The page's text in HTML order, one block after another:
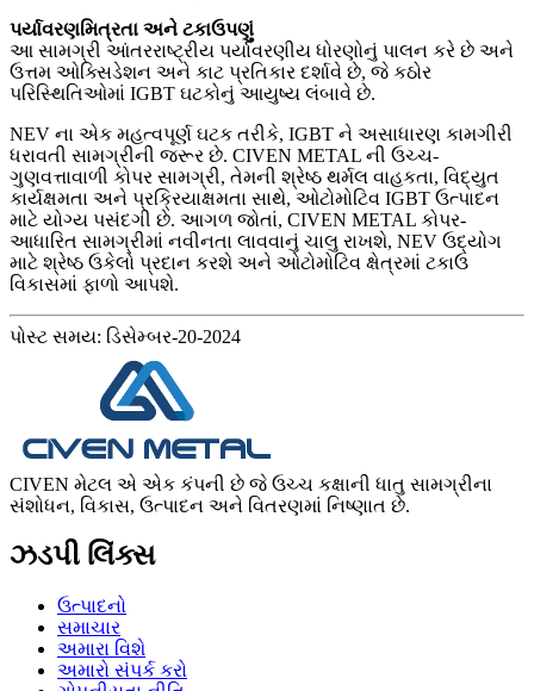
પર્યાવરણમિત્રતા અને ટકાઉપણું
આ સામગ્રી આંતરરાષ્ટ્રીય પર્યાવરણીય ધોરણોનું પાલન કરે છે અને
ઉત્તમ ઓક્સિડેશન અને કાટ પ્રતિકાર દર્શાવે છે, જે કઠોર
પરિસ્થિતિઓમાં IGBT ઘટકોનું આયુષ્ય લંબાવે છે.
NEV ના એક મહત્વપૂર્ણ ઘટક તરીકે, IGBT ને અસાધારણ કામગીરી
ધરાવતી સામગ્રીની જરૂર છે. CIVEN METAL ની ઉચ્ચ-
ગુણવત્તાવાળી કોપર સામગ્રી, તેમની શ્રેષ્ઠ થર્મલ વાહકતા, વિદ્યુત
કાર્યક્ષમતા અને પ્રક્રિયાક્ષમતા સાથે, ઓટોમોટિવ IGBT ઉત્પાદન
માટે યોગ્ય પસંદગી છે. આગળ જોતાં, CIVEN METAL કોપર-
આધારિત સામગ્રીમાં નવીનતા લાવવાનું ચાલુ રાખશે, NEV ઉદ્યોગ
માટે શ્રેષ્ઠ ઉકેલો પ્રદાન કરશે અને ઓટોમોટિવ ક્ષેત્રમાં ટકાઉ
વિકાસમાં ફાળો આપશે.
પોસ્ટ સમય: ડિસેમ્બર-20-2024
CIVEN મેટલ એ એક કંપની છે જે ઉચ્ચ કક્ષાની ધાતુ સામગ્રીના
સંશોધન, વિકાસ, ઉત્પાદન અને વિતરણમાં નિષ્ણાત છે.
ઝડપી લિંક્સ
ઉત્પાદનો
સમાચાર
અમારા વિશે
અમારો સંપર્ક કરો